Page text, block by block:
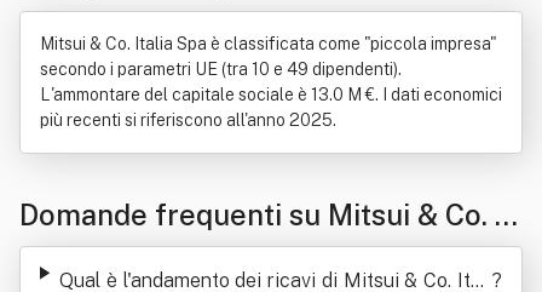
Mitsui & Co. Italia Spa è classificata come "piccola impresa"
secondo i parametri UE (tra 10 e 49 dipendenti).
L'ammontare del capitale sociale è 13.0 M €. I dati economici
più recenti si riferiscono all'anno 2025.
Domande frequenti su Mitsui & Co. It
alia Spa
Qual è l'andamento dei ricavi di Mitsui & Co. Itali ?